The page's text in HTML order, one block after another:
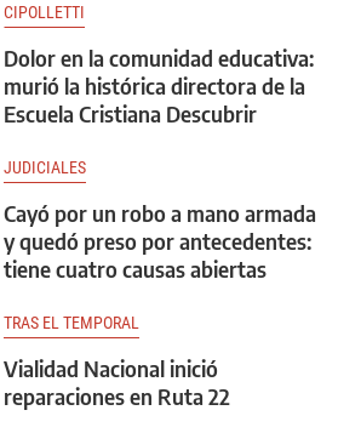
CIPOLLETTI
Dolor en la comunidad educativa:
murió la histórica directora de la
Escuela Cristiana Descubrir
JUDICIALES
Cayó por un robo a mano armada
y quedó preso por antecedentes:
tiene cuatro causas abiertas
TRAS EL TEMPORAL
Vialidad Nacional inició
reparaciones en Ruta 22